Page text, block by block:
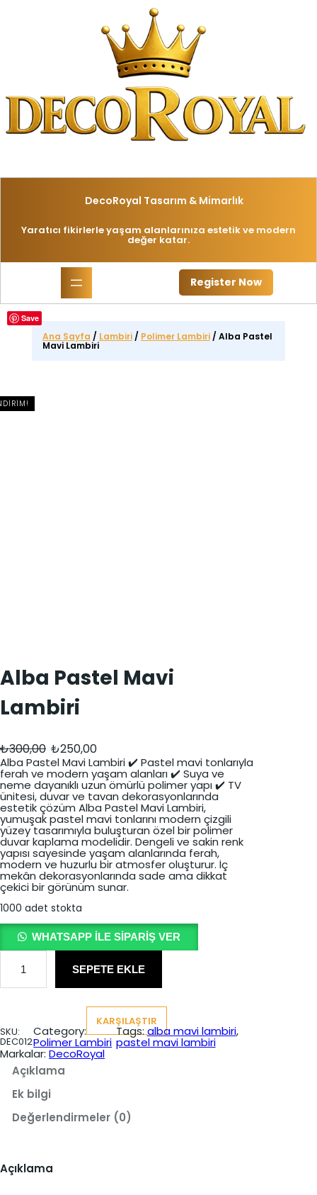
DecoRoyal Tasarım & Mimarlık
Yaratıcı fikirlerle yaşam alanlarınıza estetik ve modern
değer katar.
Register Now
Save
Ana Sayfa / Lambiri/ Polimer Lambiri/ Alba Pastel
Mavi Lambiri
Alba Pastel Mavi
Lambiri
₺300,00 O
r
i
j
i
n
a
l
f
i
y
:
₺
3
,
0
₺250,00Ş
u
a
n
d
a
k
i
i
y
a
t
:
₺
2
0
,
Alba Pastel Mavi Lambiri ✔️ Pastel mavi tonlarıyla
ferah ve modern yaşam alanları ✔️ Suya ve
neme dayanıklı uzun ömürlü polimer yapı ✔️ TV
ünitesi, duvar ve tavan dekorasyonlarında
estetik çözüm Alba Pastel Mavi Lambiri,
yumuşak pastel mavi tonlarını modern çizgili
yüzey tasarımıyla buluşturan özel bir polimer
duvar kaplama modelidir. Dengeli ve sakin renk
yapısı sayesinde yaşam alanlarında ferah,
modern ve huzurlu bir atmosfer oluşturur. İç
mekân dekorasyonlarında sade ama dikkat
çekici bir görünüm sunar.
1000 adet stokta
WHATSAPP ILE SIPARIŞ VER
A
a
t
e
l
r
SEPETE EKLE
KARŞILAŞTIR
SKU:
DEC012
Category:
Polimer Lambiri
Tags:alba mavi lambiri,
pastel mavi lambiri
Markalar: DecoRoyal
Açıklama
Ek bilgi
Değerlendirmeler (0)
Açıklama